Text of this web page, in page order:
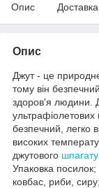
Опис Доставка
Опис
Джут - це
тому він
здоров'я людини.
ультрафіолетових
безпечний, легко
високих
джутового шпагату
Упаковка посилок;
ковбас, риби,